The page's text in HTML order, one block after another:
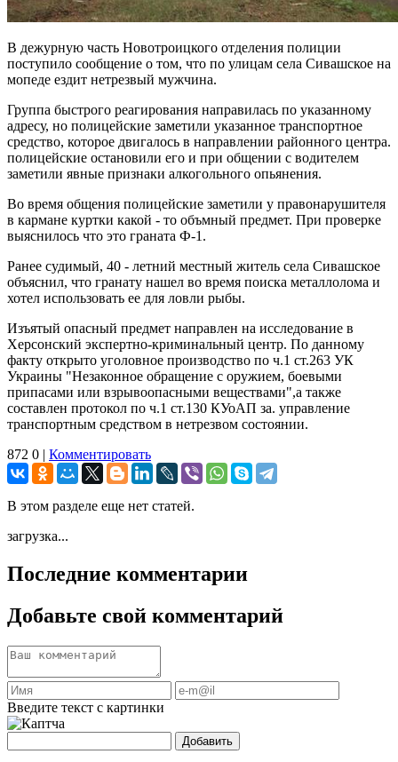
В дежурную часть Новотроицкого отделения полиции
поступило сообщение о том, что по улицам села Сивашское на
мопеде ездит нетрезвый мужчина.
Группа быстрого реагирования направилась по указанному
адресу, но полицейские заметили указанное транспортное
средство, которое двигалось в направлении районного центра.
полицейские остановили его и при общении с водителем
заметили явные признаки алкогольного опьянения.
Во время общения полицейские заметили у правонарушителя
в кармане куртки какой - то объмный предмет. При проверке
выяснилось что это граната Ф-1.
Ранее судимый, 40 - летний местный житель села Сивашское
объяснил, что гранату нашел во время поиска металлолома и
хотел использовать ее для ловли рыбы.
Изъятый опасный предмет направлен на исследование в
Херсонский экспертно-криминальный центр. По данному
факту открыто уголовное производство по ч.1 ст.263 УК
Украины "Незаконное обращение с оружием, боевыми
припасами или взрывоопасными веществами",а также
составлен протокол по ч.1 ст.130 КУоАП за. управление
транспортным средством в нетрезвом состоянии.
872 0 | Комментировать
В этом разделе еще нет статей.
загрузка...
Последние комментарии
Добавьте свой комментарий
Введите текст с картинки
Добавить